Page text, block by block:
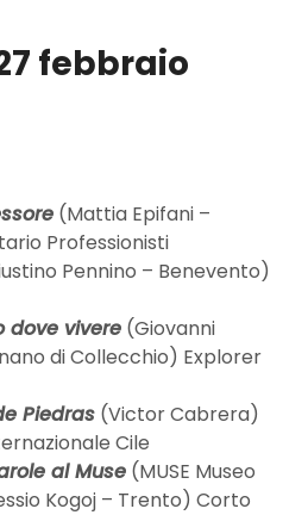
febbraio
(Mattia Epifani –
Professionisti
Pennino – Benevento)
dove vivere (Giovanni
di Collecchio) Explorer
Piedras (Victor Cabrera)
Cile
al Muse (MUSE Museo
Kogoj – Trento) Corto